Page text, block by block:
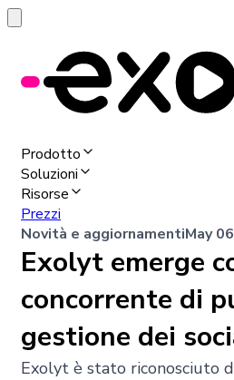
Prodotto
Soluzioni
Risorse
Prezzi
Novità e aggiornamentiMay
Exolyt emerge
concorrente di
gestione dei
Exolyt è stato riconosciuto